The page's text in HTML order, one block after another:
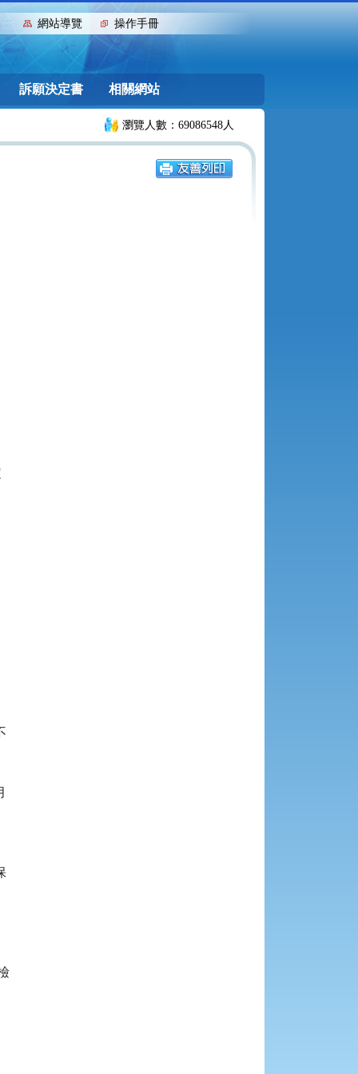
::: 網站導覽 操作手冊
訴願決定書 相關網站
瀏覽人數：69086548人